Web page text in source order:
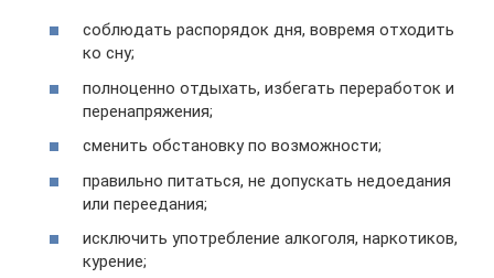
соблюдать распорядок дня, вовремя отходить
ко сну;
полноценно отдыхать, избегать переработок и
перенапряжения;
сменить обстановку по возможности;
правильно питаться, не допускать недоедания
или переедания;
исключить употребление алкоголя, наркотиков,
курение;